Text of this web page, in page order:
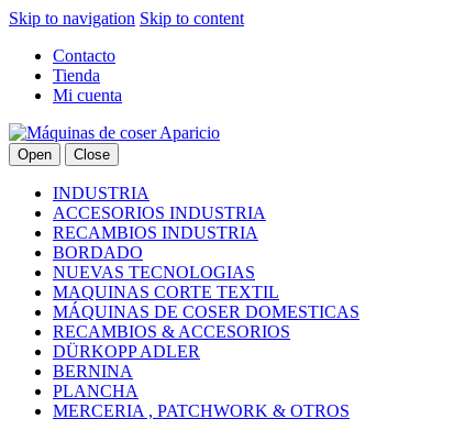
Skip to navigation Skip to content
Contacto
Tienda
Mi cuenta
Open Close
INDUSTRIA
ACCESORIOS INDUSTRIA
RECAMBIOS INDUSTRIA
BORDADO
NUEVAS TECNOLOGIAS
MAQUINAS CORTE TEXTIL
MÁQUINAS DE COSER DOMESTICAS
RECAMBIOS & ACCESORIOS
DÜRKOPP ADLER
BERNINA
PLANCHA
MERCERIA , PATCHWORK & OTROS